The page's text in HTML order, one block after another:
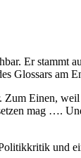
Er stammt
Glossars am
Einen,
mag ….
und